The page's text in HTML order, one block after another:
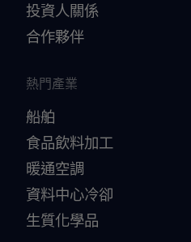
投資人關係
合作夥伴
熱門產業
船舶
食品飲料加工
暖通空調
資料中心冷卻
生質化學品